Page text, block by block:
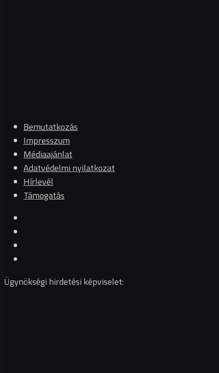
Bemutatkozás
Impresszum
Médiaajánlat
Adatvédelmi nyilatkozat
Hírlevél
Támogatás
Ügynökségi hirdetési képviselet: